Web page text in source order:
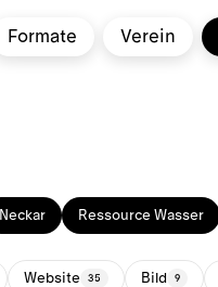
Formate Verein
Neckar Ressource Wasser
Website 35 Bild 9